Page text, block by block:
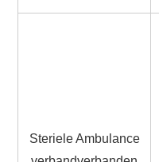
Steriele Ambulance